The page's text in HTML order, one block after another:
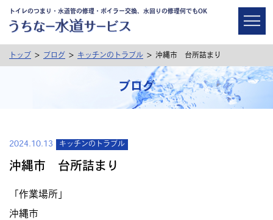
トイレのつまり・水道管の修理・ボイラー交換、水回りの修理何でもOK
トップ > ブログ > キッチンのトラブル > 沖縄市 台所詰まり
ブログ
2024.10.13 キッチンのトラブル
沖縄市 台所詰まり
「作業場所」
沖縄市